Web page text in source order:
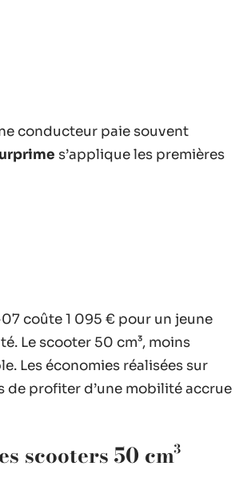
conducteur paie souvent
s’applique les premières
coûte 1 095 € pour un jeune
Le scooter 50 cm³, moins
Les économies réalisées sur
de profiter d’une mobilité accrue
scooters 50 cm³